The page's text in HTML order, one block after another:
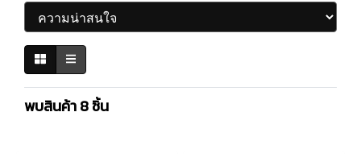
พบสินค้า 8 ชิ้น